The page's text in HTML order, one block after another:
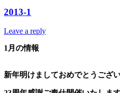
2013-1
Leave a reply
1月の情報
新年明けましておめでとうござい